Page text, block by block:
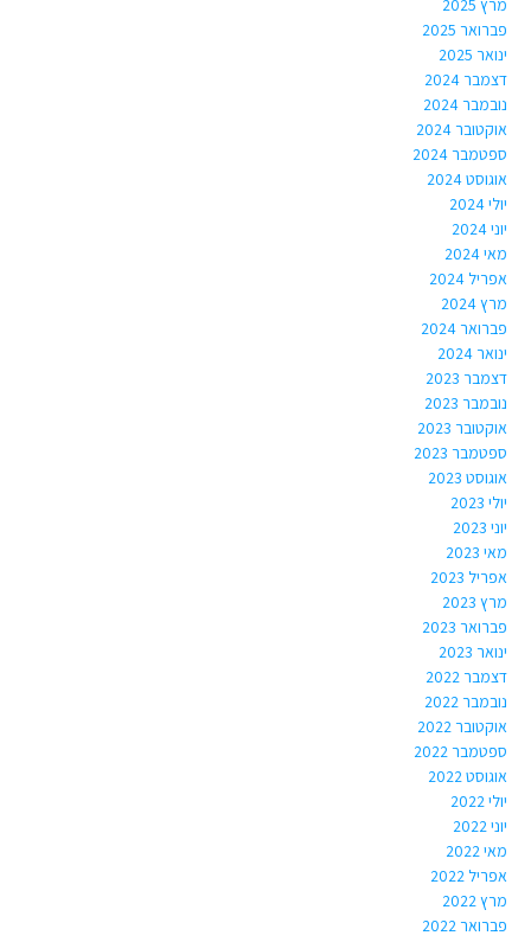
מרץ 2025
פברואר 2025
ינואר 2025
דצמבר 2024
נובמבר 2024
אוקטובר 2024
ספטמבר 2024
אוגוסט 2024
יולי 2024
יוני 2024
מאי 2024
אפריל 2024
מרץ 2024
פברואר 2024
ינואר 2024
דצמבר 2023
נובמבר 2023
אוקטובר 2023
ספטמבר 2023
אוגוסט 2023
יולי 2023
יוני 2023
מאי 2023
אפריל 2023
מרץ 2023
פברואר 2023
ינואר 2023
דצמבר 2022
נובמבר 2022
אוקטובר 2022
ספטמבר 2022
אוגוסט 2022
יולי 2022
יוני 2022
מאי 2022
אפריל 2022
מרץ 2022
פברואר 2022